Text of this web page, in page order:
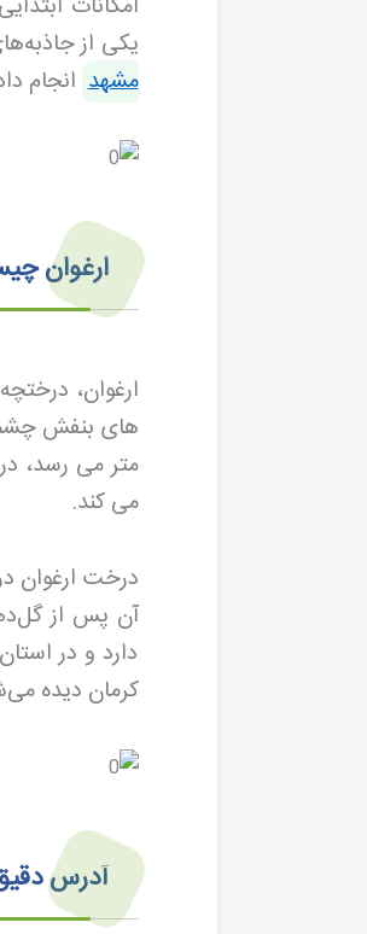
یکی از
مشهد انجام
ارغوان
ارغوان،
های بنفش
متر می رسد،
می کند.
درخت ارغوان
آن پس از
دارد و در
کرمان دیده
آدرس